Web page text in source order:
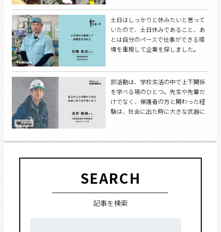
土日はしっかりと休みたいと思って
いたので、土日休みであること、あ
とは自分のペースで仕事ができる環
境を重視して企業を探しました。
部活動は、学校生活の中で上下関係
を学べる場のひとつ。先生や先輩だ
けでなく、保護者の方と関わった経
験は、社会に出た時に大きな武器に
SEARCH
記事を検索